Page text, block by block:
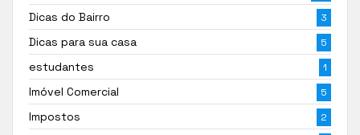
Dicas do Bairro 3
Dicas para sua casa 5
estudantes 1
Imóvel Comercial 5
Impostos 2